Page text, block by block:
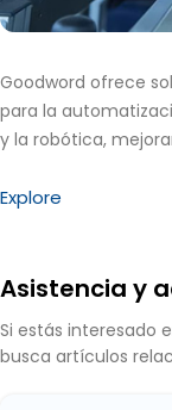
Goodword ofrece
para la
y la robótica,
Explore
Asistencia y
Si estás interesado
busca artículos